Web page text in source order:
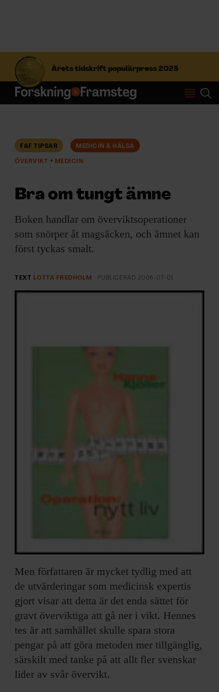
Årets tidskrift populärpress 2025
S
f
t
Prenumerera
ÄMNEN
ARKIV & E-TIDNING
LYSSNA/PODD
EVENEMANG & RESOR
PRENUMERERA PÅ F&F
F&F TIPSAR MEDICIN & HÄLSA
ÖVERVIKT MEDICIN
Bra om tungt ämne
Boken handlar om överviktsoperationer
som snörper åt magsäcken, och ämnet kan
först tyckas smalt.
TEXT LOTTA FREDHOLM PUBLICERAD 2006-07-01
Men författaren är mycket tydlig med att
de utvärderingar som medicinsk expertis
gjort visar att detta är det enda sättet för
gravt överviktiga att gå ner i vikt. Hennes
tes är att samhället skulle spara stora
pengar på att göra metoden mer tillgänglig,
särskilt med tanke på att allt fler svenskar
lider av svår övervikt.